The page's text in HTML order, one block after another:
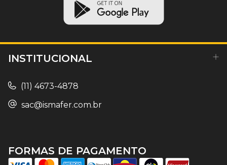
INSTITUCIONAL
(11) 4673-4878
sac@ismafer.com.br
FORMAS DE PAGAMENTO